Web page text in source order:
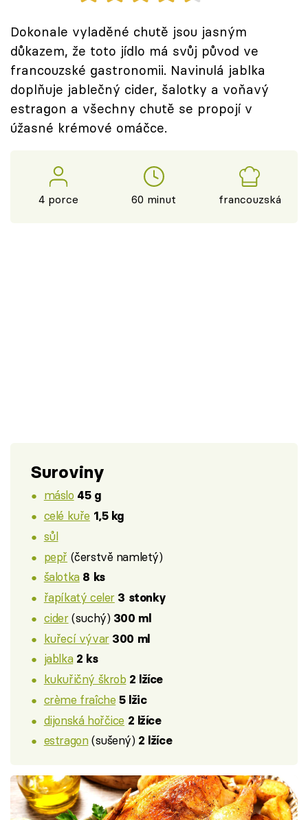
Přihlášení
Sledujte nás
Dokonale vyladěné chutě jsou jasným
důkazem, že toto jídlo má svůj původ ve
francouzské gastronomii. Navinulá jablka
doplňuje jablečný cider, šalotky a voňavý
estragon a všechny chutě se propojí v
úžasné krémové omáčce.
4 porce 60 minut francouzská
Suroviny
máslo 45 g
celé kuře 1,5 kg
sůl
pepř (čerstvě namletý)
šalotka 8 ks
řapíkatý celer 3 stonky
cider(suchý) 300 ml
kuřecí vývar 300 ml
jablka 2 ks
kukuřičný škrob 2 lžíce
crème fraîche 5 lžic
dijonská hořčice 2 lžíce
estragon(sušený) 2 lžíce